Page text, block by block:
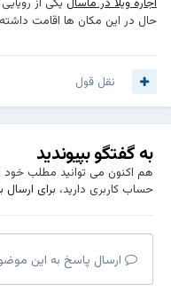
حال در این مکان ها اقامت داشته
نقل قول
به گفتگو بپیوندید
هم اکنون می توانید مطلب خود
حساب کاربری دارید، برای
ارسال پاسخ به این